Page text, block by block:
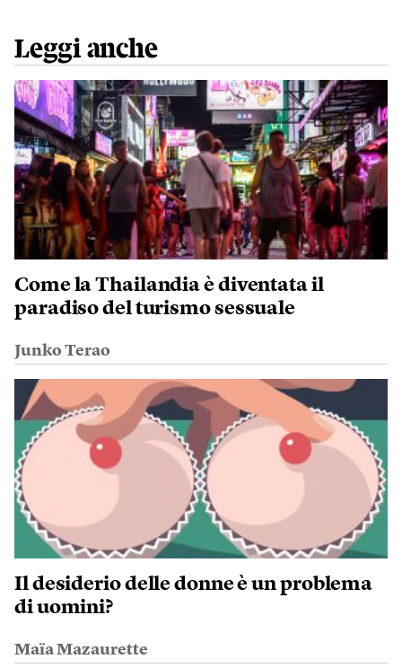
Leggi anche
Come la Thailandia è diventata il
paradiso del turismo sessuale
Junko Terao
Il desiderio delle donne è un problema
di uomini?
Maïa Mazaurette